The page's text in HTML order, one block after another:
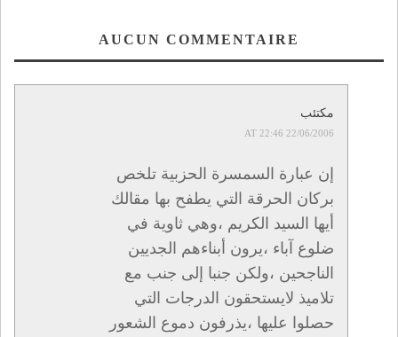
AUCUN COMMENTAIRE
مكتئب
22/06/2006 AT 22:46
إن عبارة السمسرة الحزبية تلخص
بركان الحرقة التي يطفح بها مقالك
أيها السيد الكريم ،وهي ثاوية في
ضلوع آباء ،يرون أبناءهم الجديين
الناجحين ،ولكن جنبا إلى جنب مع
تلاميذ لايستحقون الدرجات التي
حصلوا عليها ،يذرفون دموع الشعور